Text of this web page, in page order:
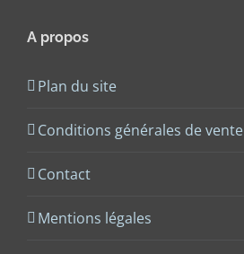
A propos
Plan du site
Conditions générales de vente
Contact
Mentions légales